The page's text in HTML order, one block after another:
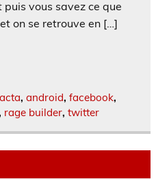
vous savez ce que
on se retrouve en […]
acta, android, facebook,
rage builder, twitter